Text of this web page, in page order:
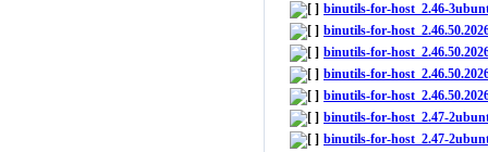
binutils-for-host_2.46-
binutils-for-
binutils-for-
binutils-for-
binutils-for-
binutils-for-host_2.47-
binutils-for-host_2.47-